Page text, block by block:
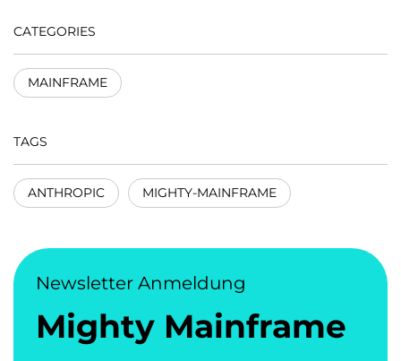
CATEGORIES
MAINFRAME
TAGS
ANTHROPIC MIGHTY-MAINFRAME
Newsletter Anmeldung
Mighty Mainframe